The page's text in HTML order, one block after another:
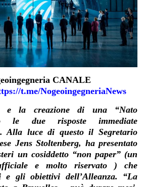
CANALE
t.me/NogeoingegneriaNews
e la creazione di una “Nato
le due risposte immediate
Alla luce di questo il Segretario
Jens Stoltenberg, ha presentato
un cosiddetto “non paper” (un
e molto riservato ) che
gli obiettivi dell’Alleanza. “La